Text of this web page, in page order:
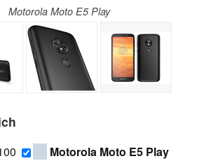
Motorola Moto E5 Play
Motorola Moto E5 Play